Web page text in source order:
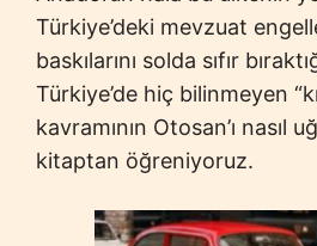
Türkiye’deki mevzuat
baskılarını solda sıfır
Türkiye’de hiç bilinmeyen
kavramının Otosan’ı nasıl
kitaptan öğreniyoruz.